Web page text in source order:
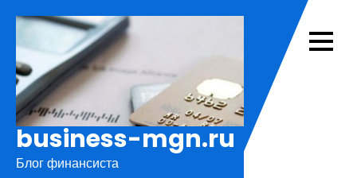
содержимому
business-mgn.ru
Блог финансиста